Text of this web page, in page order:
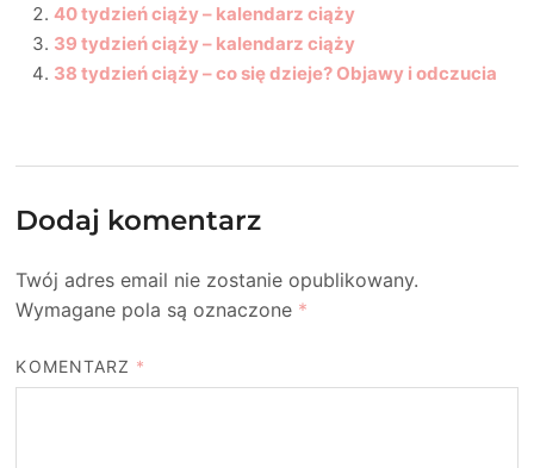
40 tydzień ciąży – kalendarz ciąży
39 tydzień ciąży – kalendarz ciąży
38 tydzień ciąży – co się dzieje? Objawy i odczucia
Dodaj komentarz
Twój adres email nie zostanie opublikowany.
Wymagane pola są oznaczone *
KOMENTARZ *